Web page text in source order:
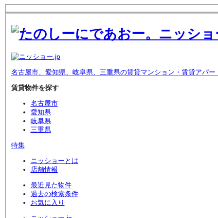
名古屋市、愛知県、岐阜県、三重県の賃貸マンション・賃貸アパー
賃貸物件を探す
名古屋市
愛知県
岐阜県
三重県
特集
ニッショーとは
店舗情報
最近見た物件
過去の検索条件
お気に入り